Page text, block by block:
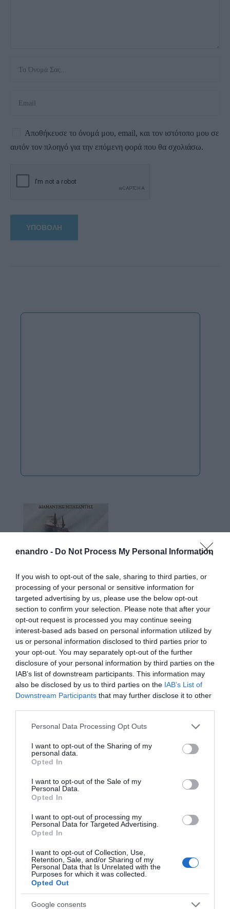
enandro - Do Not Process My Personal Information
If you wish to opt-out of the sale, sharing to third parties, or
processing of your personal or sensitive information for
targeted advertising by us, please use the below opt-out
section to confirm your selection. Please note that after your
opt-out request is processed you may continue seeing
interest-based ads based on personal information utilized by
us or personal information disclosed to third parties prior to
your opt-out. You may separately opt-out of the further
disclosure of your personal information by third parties on the
IAB’s list of downstream participants. This information may
also be disclosed by us to third parties on the IAB’s List of
Downstream Participants that may further disclose it to other
Please note that this website/app uses one or more Google
not limited to your visit or usage behaviour. You may click to
grant or deny consent to Google and its third-party tags to
use your data for below specified purposes in below Google
consent section.
Personal Data Processing Opt Outs
I want to opt-out of the Sharing of my
personal data.
Opted In
I want to opt-out of the Sale of my
Personal Data.
Opted In
I want to opt-out of processing my
Personal Data for Targeted Advertising.
Opted In
I want to opt-out of Collection, Use,
Retention, Sale, and/or Sharing of my
Personal Data that Is Unrelated with the
Purposes for which it was collected.
Opted Out
Google consents
Αποθήκευσε το όνομά μου, email, και τον ιστότοπο μου σε
αυτόν τον πλοηγό για την επόμενη φορά που θα σχολιάσω.
Προτεινόμενα άρθρα
ΦΕΣΤΙΒΑΛ ΑΝΔΡΟΥ: Ένα βαθυστόχαστο έργο του
Μπέκετ
Η νεολαία της Άνδρου είναι εδώ. Χρειάζεται όμως
ευκαιρίες για να φανεί.